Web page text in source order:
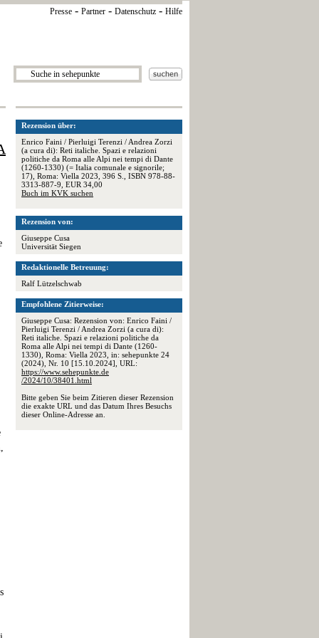
Presse - Partner - Datenschutz - Hilfe
Rezension über:
Enrico Faini / Pierluigi Terenzi / Andrea Zorzi
(a cura di): Reti italiche. Spazi e relazioni
politiche da Roma alle Alpi nei tempi di Dante
(1260-1330) (= Italia comunale e signorile;
17), Roma: Viella 2023, 396 S., ISBN 978-88-
3313-887-9, EUR 34,00
Buch im KVK suchen
Rezension von:
Giuseppe Cusa
Universität Siegen
Redaktionelle Betreuung:
Ralf Lützelschwab
Empfohlene Zitierweise:
Giuseppe Cusa: Rezension von: Enrico Faini /
Pierluigi Terenzi / Andrea Zorzi (a cura di):
Reti italiche. Spazi e relazioni politiche da
Roma alle Alpi nei tempi di Dante (1260-
1330), Roma: Viella 2023, in: sehepunkte 24
(2024), Nr. 10 [15.10.2024], URL:
https://www.sehepunkte.de
/2024/10/38401.html
Bitte geben Sie beim Zitieren dieser Rezension
die exakte URL und das Datum Ihres Besuchs
dieser Online-Adresse an.